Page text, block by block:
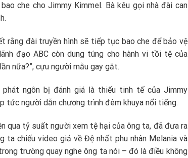
che cho Jimmy Kimmel. Bà kêu gọi nhà đài can
rằng đài truyền hình sẽ tiếp tục bao che để bảo vệ
đạo ABC còn dung túng cho hành vi tồi tệ của
nữa?”, cựu người mẫu gay gắt.
ngôn bị đánh giá là thiếu tinh tế của Jimmy
tức người dẫn chương trình đêm khuya nổi tiếng.
qua tỷ suất người xem tệ hại của ông ta, đã đưa ra
chiếu video giả về Đệ nhất phu nhân Melania và
trường quay nghe ông ta nói – đó là điều không